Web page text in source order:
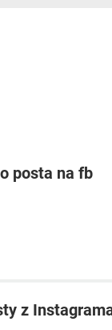
posta na fb
z